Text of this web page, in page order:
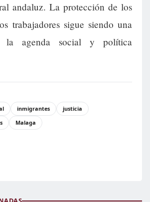
andaluz. La protección de los
trabajadores sigue siendo una
la agenda social y política
inmigrantes
justicia
Malaga